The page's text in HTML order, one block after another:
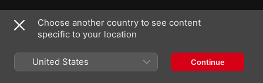
4
[akustisk version]
Ud under åben himmel (feat. Jonas Krag)
[akustisk version]
6
Velkommen Prinsesse (feat. Jørgen Lang)
Choose another country to see content
specific to your location
United States Continue